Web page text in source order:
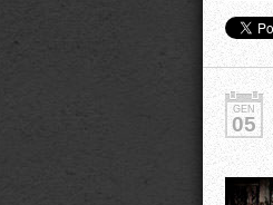
GEN
05